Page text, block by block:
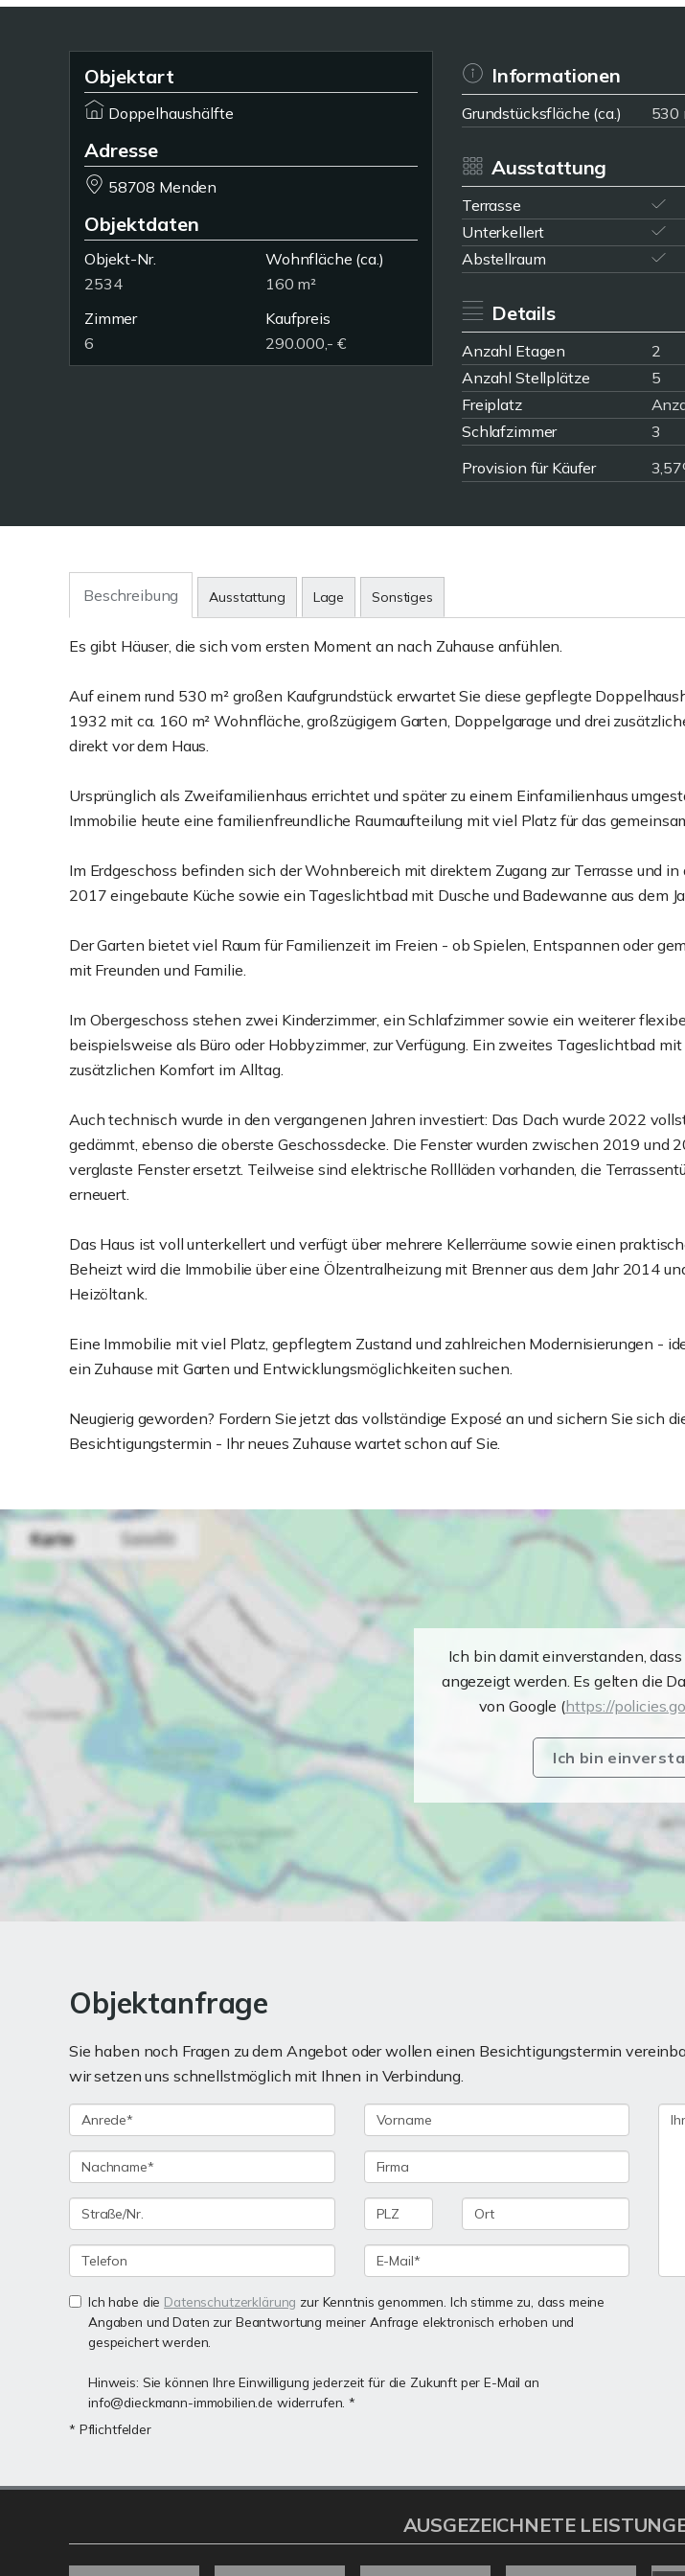
Objektart
Doppelhaushälfte
Adresse
58708 Menden
Objektdaten
Objekt-Nr.
2534
Wohnfläche (ca.)
160 m²
Zimmer
6
Kaufpreis
290.000,- €
Informationen
Grundstücksfläche (ca.) 530
Ausstattung
Terrasse
Unterkellert
Abstellraum
Details
Anzahl Etagen 2
Anzahl Stellplätze
5
Freiplatz
Schlafzimmer
3
Provision für Käufer
Beschreibung Ausstattung Lage Sonstiges
Es gibt Häuser, die sich vom ersten Moment an nach Zuhause anfühlen.
Auf einem rund 530 m² großen Kaufgrundstück erwartet Sie diese gepflegte
1932 mit ca. 160 m² Wohnfläche, großzügigem Garten, Doppelgarage und drei
direkt vor dem Haus.
Ursprünglich als Zweifamilienhaus errichtet und später zu einem Einfamilienhaus
Immobilie heute eine familienfreundliche Raumaufteilung mit viel Platz für das
Im Erdgeschoss befinden sich der Wohnbereich mit direktem Zugang zur Terrasse und in
2017 eingebaute Küche sowie ein Tageslichtbad mit Dusche und Badewanne aus dem
Der Garten bietet viel Raum für Familienzeit im Freien - ob Spielen, Entspannen oder
mit Freunden und Familie.
Im Obergeschoss stehen zwei Kinderzimmer, ein Schlafzimmer sowie ein weiterer
beispielsweise als Büro oder Hobbyzimmer, zur Verfügung. Ein zweites Tageslichtbad
zusätzlichen Komfort im Alltag.
Auch technisch wurde in den vergangenen Jahren investiert: Das Dach wurde 2022
gedämmt, ebenso die oberste Geschossdecke. Die Fenster wurden zwischen 2019 und
verglaste Fenster ersetzt. Teilweise sind elektrische Rollläden vorhanden, die
erneuert.
Das Haus ist voll unterkellert und verfügt über mehrere Kellerräume sowie einen
Beheizt wird die Immobilie über eine Ölzentralheizung mit Brenner aus dem Jahr 2014
Heizöltank.
Eine Immobilie mit viel Platz, gepflegtem Zustand und zahlreichen Modernisierungen -
ein Zuhause mit Garten und Entwicklungsmöglichkeiten suchen.
Neugierig geworden? Fordern Sie jetzt das vollständige Exposé an und sichern Sie sich
Besichtigungstermin - Ihr neues Zuhause wartet schon auf Sie.
Ich bin damit einverstanden,
angezeigt werden. Es gelten die
von Google (https://
Ich bin
Objektanfrage
Sie haben noch Fragen zu dem Angebot oder wollen einen Besichtigungstermin
wir setzen uns schnellstmöglich mit Ihnen in Verbindung.
Ich habe die Datenschutzerklärung zur Kenntnis genommen. Ich stimme zu, dass meine
Angaben und Daten zur Beantwortung meiner Anfrage elektronisch erhoben und
gespeichert werden.
Hinweis: Sie können Ihre Einwilligung jederzeit für die Zukunft per E-Mail an
info@dieckmann-immobilien.de widerrufen. *
* Pflichtfelder
AUSGEZEICHNETE